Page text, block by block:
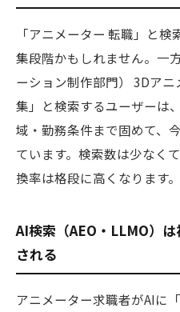
「アニメーター 転職」と
集段階かもしれません。一
ーション制作部門） 3Dア
集」と検索するユーザーは
域・勤務条件まで固めて、
ています。検索数は少なく
換率は格段に高くなります。
AI検索（AEO・LLMO）
される
アニメーター求職者がAIに